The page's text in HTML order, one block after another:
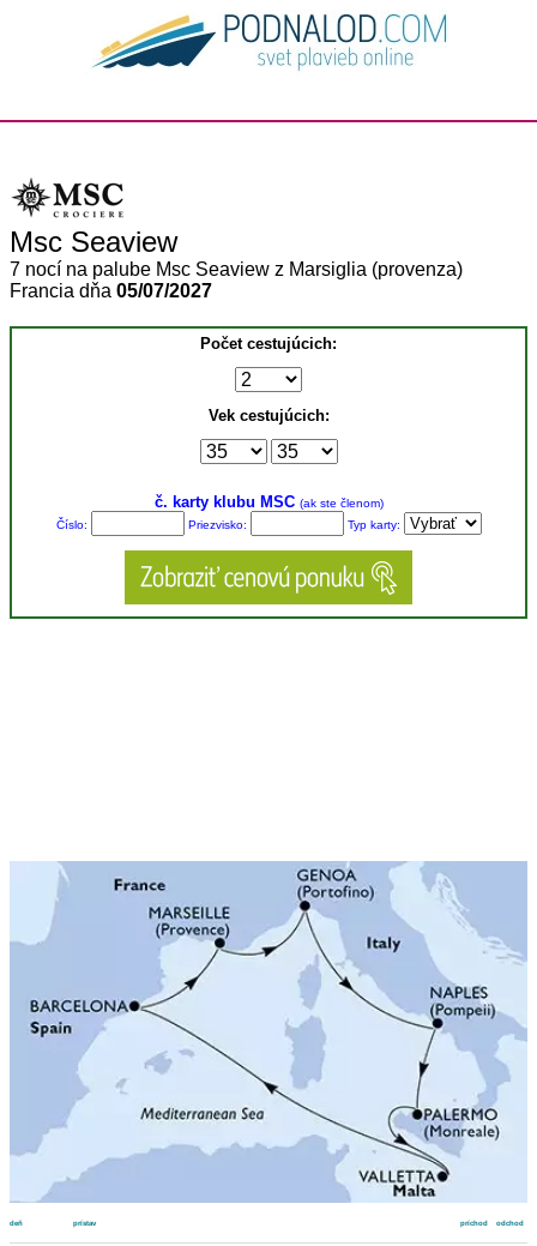
Msc Seaview
7 nocí na palube Msc Seaview z Marsiglia (provenza)
Francia dňa 05/07/2027
Počet cestujúcich:
Vek cestujúcich:
č. karty klubu MSC (ak ste členom)
Číslo:
Priezvisko: Typ karty:
deň prístav odchod
príchod